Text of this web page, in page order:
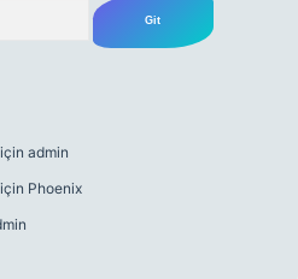
için admin
için Phoenix